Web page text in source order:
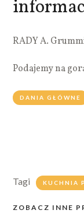
RADY A.
Podajemy na
DANIA GŁÓWNE
Tagi KUCHNIA
ZOBACZ INNE